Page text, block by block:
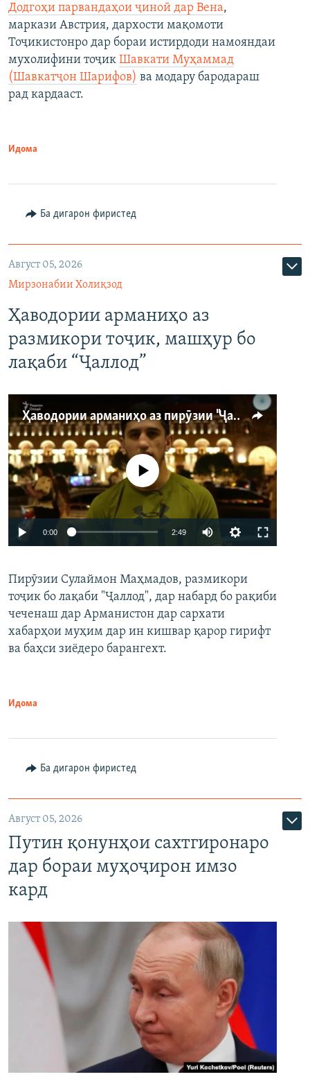
Додгоҳи парвандаҳои ҷиноӣ дар Вена,
маркази Австрия, дархости мақомоти
Тоҷикистонро дар бораи истирдоди намояндаи
мухолифини тоҷик Шавкати Муҳаммад
(Шавкатҷон Шарифов) ва модару бародараш
рад кардааст.
Идома
Ба дигарон фиристед
Август 05, 2026
Мирзонабии Холиқзод
Ҳаводории арманиҳо аз
размикори тоҷик, машҳур бо
лақаби “Ҷаллод”
Ҳаводории арманиҳо аз пирӯзии "Ҷаллод"-и тоҷик
Auto 240p 360p 480p
720p 1080p
Феълан кор намекунад
0:00 2:49
360p
480p
Пирӯзии Сулаймон Маҳмадов, размикори
тоҷик бо лақаби "Ҷаллод", дар набард бо рақиби
чеченаш дар Арманистон дар сархати
хабарҳои муҳим дар ин кишвар қарор гирифт
ва баҳси зиёдеро барангехт.
Идома
Ба дигарон фиристед
Август 05, 2026
Путин қонунҳои сахтгиронаро
дар бораи муҳоҷирон имзо
кард